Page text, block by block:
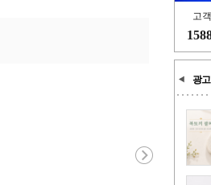
고
광고